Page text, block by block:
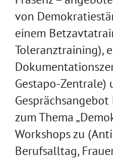
von
einem
Toleranztraining),
Gestapo-Zentrale)
zum Thema
Workshops zu
Berufsalltag,